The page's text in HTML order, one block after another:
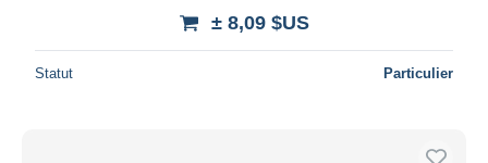
± 8,09 $US
Statut Particulier